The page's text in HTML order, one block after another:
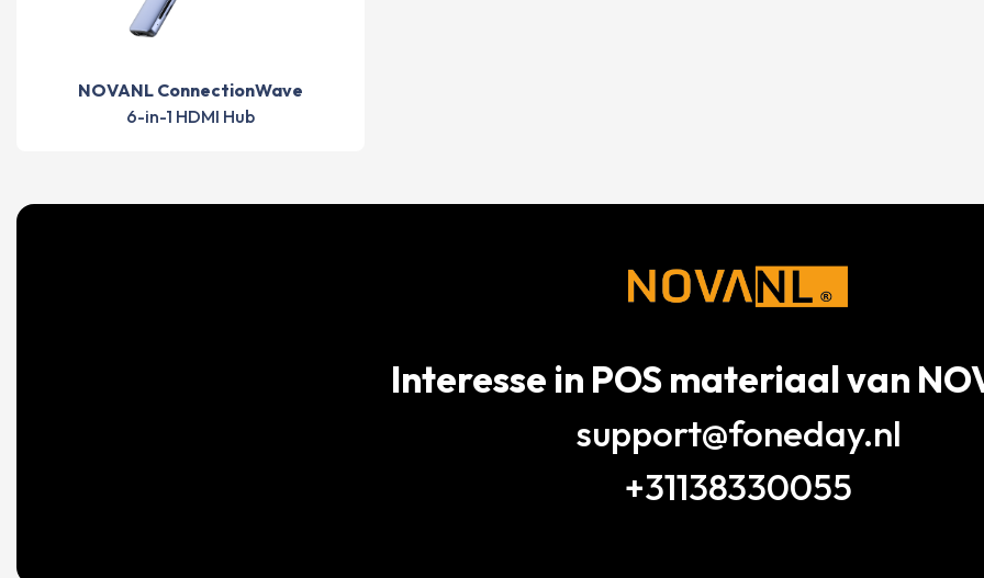
NOVANL ConnectionWave
6-in-1 HDMI Hub
Interesse in POS materiaal van
support@foneday.nl
+31138330055